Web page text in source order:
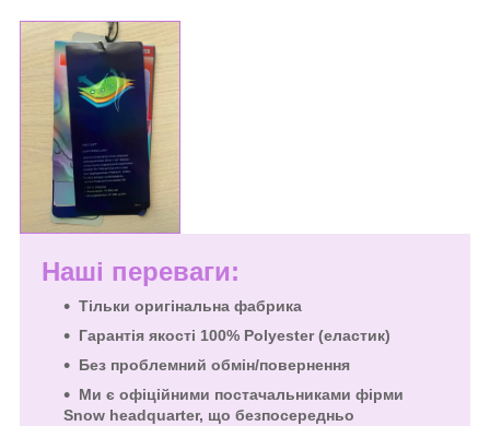
Наші переваги:
Тільки оригінальна фабрика
Гарантія якості 100% Polyester (еластик)
Без проблемний обмін/повернення
Ми є офіційними постачальниками фірми
Snow headquarter, що безпосередньо